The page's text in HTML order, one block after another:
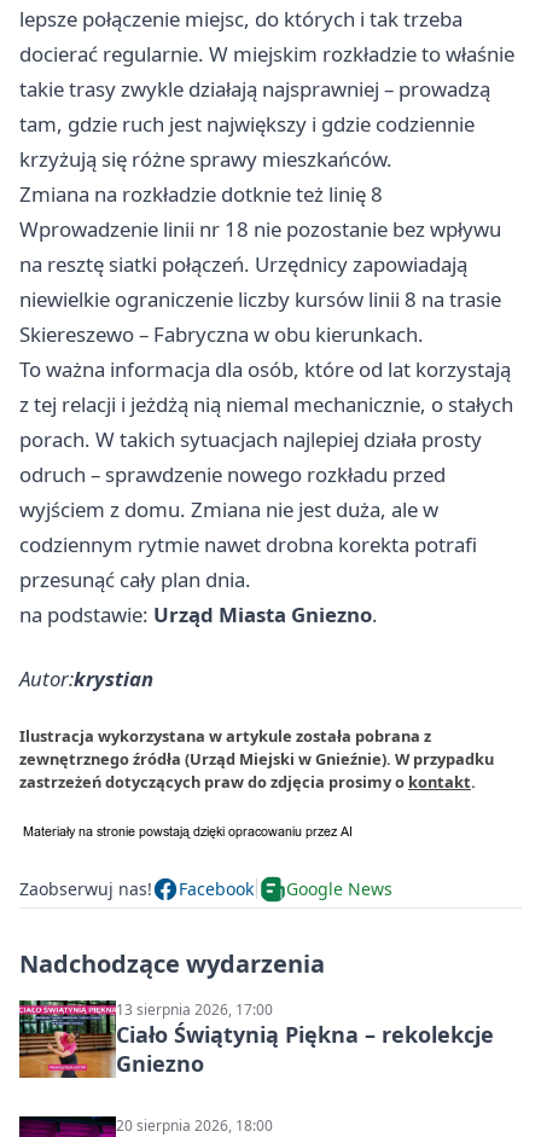
lepsze połączenie miejsc, do których i tak trzeba
docierać regularnie. W miejskim rozkładzie to właśnie
takie trasy zwykle działają najsprawniej – prowadzą
tam, gdzie ruch jest największy i gdzie codziennie
krzyżują się różne sprawy mieszkańców.
Zmiana na rozkładzie dotknie też linię 8
Wprowadzenie linii nr 18 nie pozostanie bez wpływu
na resztę siatki połączeń. Urzędnicy zapowiadają
niewielkie ograniczenie liczby kursów linii 8 na trasie
Skiereszewo – Fabryczna w obu kierunkach.
To ważna informacja dla osób, które od lat korzystają
z tej relacji i jeżdżą nią niemal mechanicznie, o stałych
porach. W takich sytuacjach najlepiej działa prosty
odruch – sprawdzenie nowego rozkładu przed
wyjściem z domu. Zmiana nie jest duża, ale w
codziennym rytmie nawet drobna korekta potrafi
przesunąć cały plan dnia.
na podstawie: Urząd Miasta Gniezno.
Autor:krystian
Ilustracja wykorzystana w artykule została pobrana z
zewnętrznego źródła (Urząd Miejski w Gnieźnie). W przypadku
zastrzeżeń dotyczących praw do zdjęcia prosimy o kontakt.
Zaobserwuj nas! Facebook Google News
Nadchodzące wydarzenia
13 sierpnia 2026, 17:00
Ciało Świątynią Piękna – rekolekcje
Gniezno
20 sierpnia 2026, 18:00